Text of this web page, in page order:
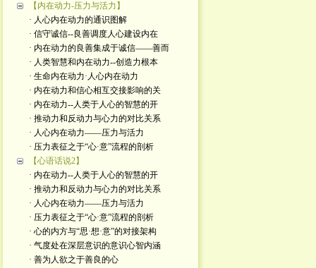
【内在动力-压力与活力】
· 人心内在动力的通识图解
· 信守诚信--良善调度人心建设内在
· 内在动力的良善集成于诚信——善而
· 人类智慧和内在动力--创造力根本
· 生命内在动力·人心内在动力
· 内在动力和信心相互交接影响的关
· 内在动力--人类于人心的智慧的开
· 推动力和反动力与心力的对比关系
· 人心内在动力——压力与活力
· 压力表征之于“心·意”流程的剖析
【心语话说2】
· 内在动力--人类于人心的智慧的开
· 推动力和反动力与心力的对比关系
· 人心内在动力——压力与活力
· 压力表征之于“心·意”流程的剖析
· 心的内方与“思·想·意”的对接架构
· 气度处在深层意识的意识心智内涵
· 善为人欲之于善良的心